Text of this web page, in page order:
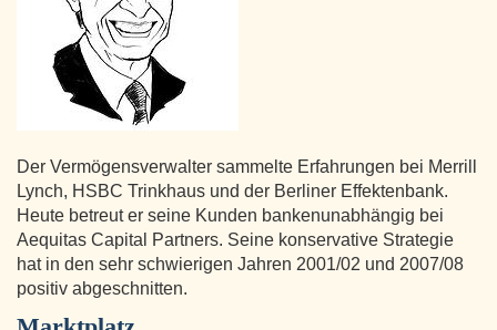
Der Vermögensverwalter sammelte Erfahrungen bei Merrill
Lynch, HSBC Trinkhaus und der Berliner Effektenbank.
Heute betreut er seine Kunden bankenunabhängig bei
Aequitas Capital Partners. Seine konservative Strategie
hat in den sehr schwierigen Jahren 2001/02 und 2007/08
positiv abgeschnitten.